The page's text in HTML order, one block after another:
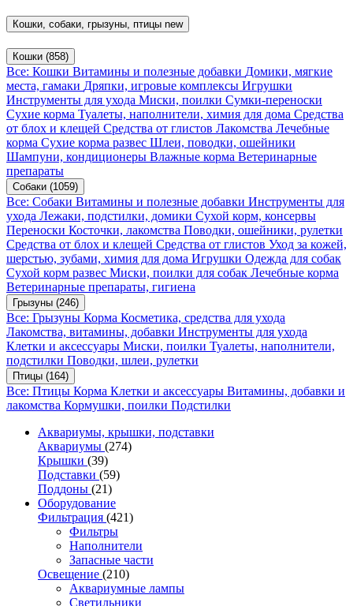
Кошки, собаки, грызуны, птицы new
Кошки (858)
Все: Кошки Витамины и полезные добавки Домики, мягкие
места, гамаки Дряпки, игровые комплексы Игрушки
Инструменты для ухода Миски, поилки Сумки-переноски
Сухие корма Туалеты, наполнители, химия для дома Средства
от блох и клещей Средства от глистов Лакомства Лечебные
корма Сухие корма развес Шлеи, поводки, ошейники
Шампуни, кондиционеры Влажные корма Ветеринарные
препараты
Собаки (1059)
Все: Собаки Витамины и полезные добавки Инструменты для
ухода Лежаки, подстилки, домики Сухой корм, консервы
Переноски Косточки, лакомства Поводки, ошейники, рулетки
Средства от блох и клещей Средства от глистов Уход за кожей,
шерстью, зубами, химия для дома Игрушки Одежда для собак
Сухой корм развес Миски, поилки для собак Лечебные корма
Ветеринарные препараты, гигиена
Грызуны (246)
Все: Грызуны Корма Косметика, средства для ухода
Лакомства, витамины, добавки Инструменты для ухода
Клетки и аксессуары Миски, поилки Туалеты, наполнители,
подстилки Поводки, шлеи, рулетки
Птицы (164)
Все: Птицы Корма Клетки и аксессуары Витамины, добавки и
лакомства Кормушки, поилки Подстилки
Аквариумы, крышки, подставки
Аквариумы (274)
Крышки (39)
Подставки (59)
Поддоны (21)
Оборудование
Фильтрация (421)
Фильтры
Наполнители
Запасные части
Освещение (210)
Аквариумные лампы
Светильники